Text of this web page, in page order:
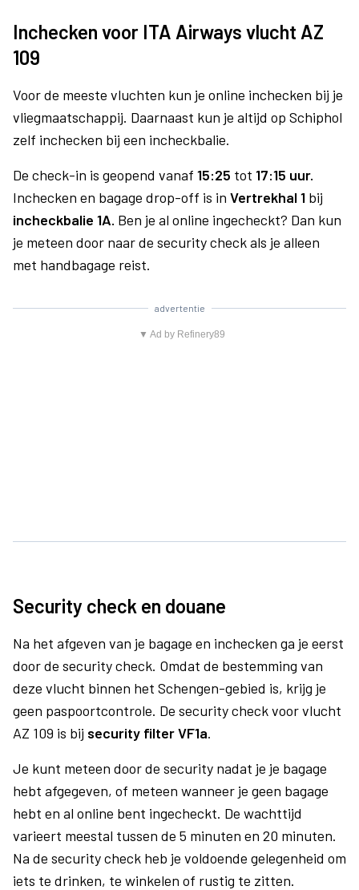
Inchecken voor ITA Airways vlucht AZ
109
Voor de meeste vluchten kun je online inchecken bij je
vliegmaatschappij. Daarnaast kun je altijd op Schiphol
zelf inchecken bij een incheckbalie.
De check-in is geopend vanaf 15:25 tot 17:15 uur.
Inchecken en bagage drop-off is in Vertrekhal 1 bij
incheckbalie 1A. Ben je al online ingecheckt? Dan kun
je meteen door naar de security check als je alleen
met handbagage reist.
advertentie
▼ Ad by Refinery89
Security check en douane
Na het afgeven van je bagage en inchecken ga je eerst
door de security check. Omdat de bestemming van
deze vlucht binnen het Schengen-gebied is, krijg je
geen paspoortcontrole. De security check voor vlucht
AZ 109 is bij security filter VF1a.
Je kunt meteen door de security nadat je je bagage
hebt afgegeven, of meteen wanneer je geen bagage
hebt en al online bent ingecheckt. De wachttijd
varieert meestal tussen de 5 minuten en 20 minuten.
Na de security check heb je voldoende gelegenheid om
iets te drinken, te winkelen of rustig te zitten.